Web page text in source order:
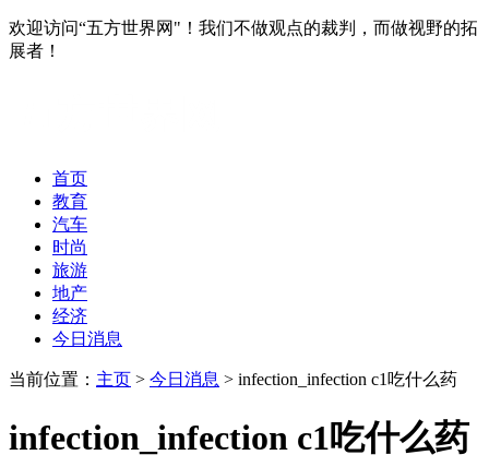
欢迎访问“五方世界网"！我们不做观点的裁判，而做视野的拓
展者！
首页
教育
汽车
时尚
旅游
地产
经济
今日消息
当前位置： 主页 > 今日消息 > infection_infection c1吃什么药
infection_infection c1吃什么药